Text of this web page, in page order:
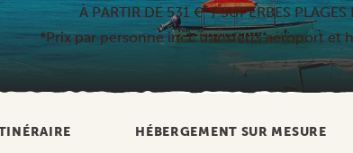
À PARTIR DE 531 €*/ SUPERBES
*Prix par personne incl. transferts aéroport et
HÉBERGEMENT SUR MESURE